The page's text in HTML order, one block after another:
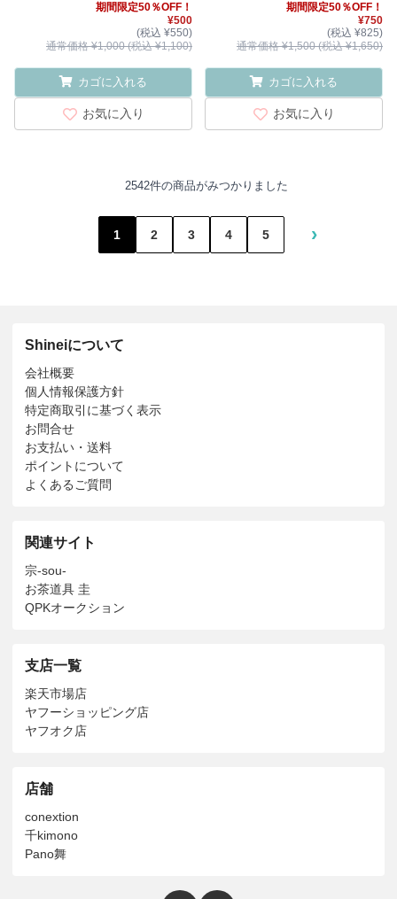
期間限定50％OFF！
¥500
(税込 ¥550)
通常価格 ¥1,000 (税込 ¥1,100)
カゴに入れる
お気に入り
期間限定50％OFF！
¥750
(税込 ¥825)
通常価格 ¥1,500 (税込 ¥1,650)
カゴに入れる
お気に入り
2542件の商品がみつかりました
1 2 3 4 5 ›
Shineiについて
会社概要
個人情報保護方針
特定商取引に基づく表示
お問合せ
お支払い・送料
ポイントについて
よくあるご質問
関連サイト
宗-sou-
お茶道具 圭
QPKオークション
支店一覧
楽天市場店
ヤフーショッピング店
ヤフオク店
店舗
conextion
千kimono
Pano舞